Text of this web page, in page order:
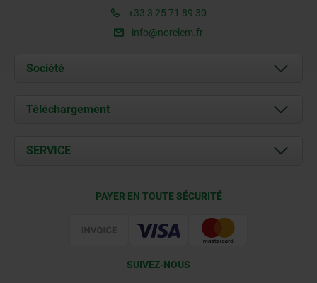
+33 3 25 71 89 30
info@norelem.fr
Société
À propos de nous
Contact
Téléchargement
Documents
SERVICE
PAYER EN TOUTE SÉCURITÉ
SUIVEZ-NOUS